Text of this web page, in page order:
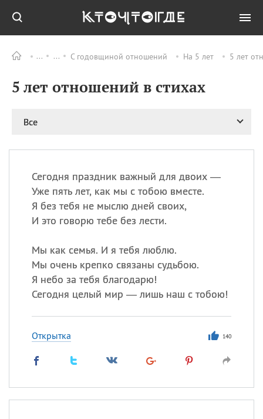
С годовщиной отношений На 5 лет 5 лет
5 лет отношений в стихах
Все
Сегодня праздник важный для двоих —
Уже пять лет, как мы с тобою вместе.
Я без тебя не мыслю дней своих,
И это говорю тебе без лести.
Мы как семья. И я тебя люблю.
Мы очень крепко связаны судьбою.
Я небо за тебя благодарю!
Сегодня целый мир — лишь наш с тобою!
Открытка 140
ПРАЗДНИКИ Все
09.08 День памяти жертв
Национальный день
рисового пудинга
09.08
День Дымняшки
(Smokey Bear Day)
ИМЕНА
Сегодня празднуют именины
происхождение